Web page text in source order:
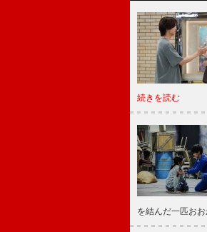
続きを読む
を結んだ一匹お